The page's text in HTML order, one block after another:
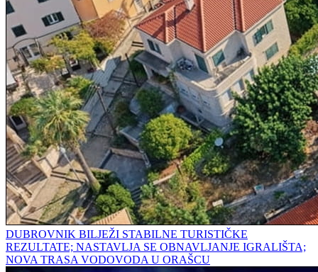
DUBROVNIK BILJEŽI STABILNE TURISTIČKE
REZULTATE; NASTAVLJA SE OBNAVLJANJE IGRALIŠTA;
NOVA TRASA VODOVODA U ORAŠCU